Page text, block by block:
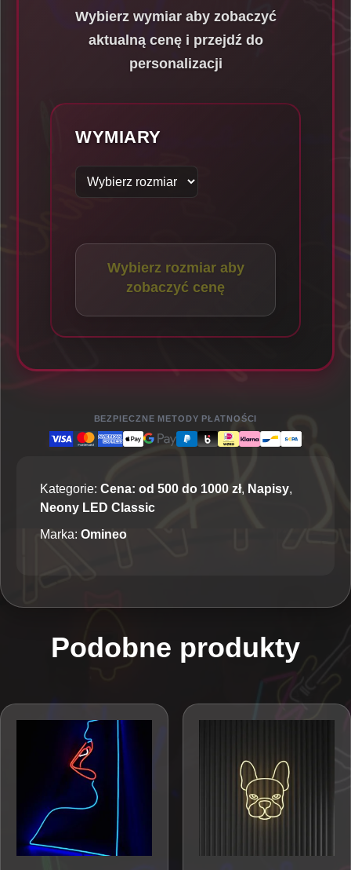
Wybierz wymiar aby zobaczyć
aktualną cenę i przejdź do
personalizacji
WYMIARY
Wybierz rozmiar aby
zobaczyć cenę
BEZPIECZNE METODY PŁATNOŚCI
Kategorie: Cena: od 500 do 1000 zł, Napisy,
Neony LED Classic
Marka: Omineo
Podobne produkty